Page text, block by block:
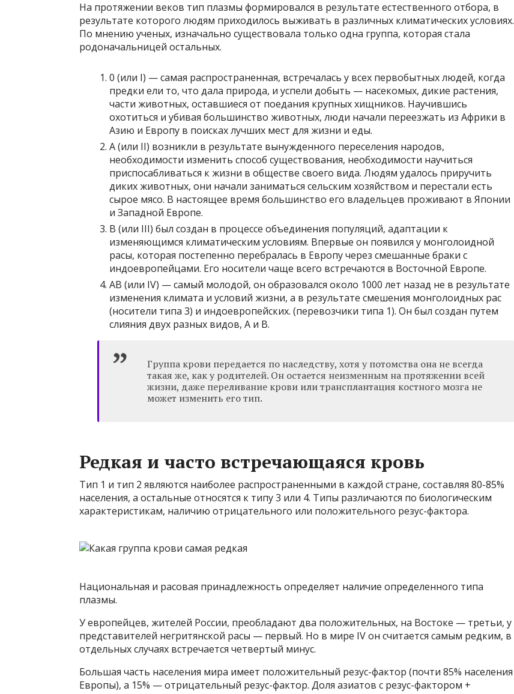
На протяжении веков тип плазмы формировался в результате естественного отбора, в
результате которого людям приходилось выживать в различных климатических условиях.
По мнению ученых, изначально существовала только одна группа, которая стала
родоначальницей остальных.
0 (или I) — самая распространенная, встречалась у всех первобытных людей, когда
предки ели то, что дала природа, и успели добыть — насекомых, дикие растения,
части животных, оставшиеся от поедания крупных хищников. Научившись
охотиться и убивая большинство животных, люди начали переезжать из Африки в
Азию и Европу в поисках лучших мест для жизни и еды.
А (или II) возникли в результате вынужденного переселения народов,
необходимости изменить способ существования, необходимости научиться
приспосабливаться к жизни в обществе своего вида. Людям удалось приручить
диких животных, они начали заниматься сельским хозяйством и перестали есть
сырое мясо. В настоящее время большинство его владельцев проживают в Японии
и Западной Европе.
B (или III) был создан в процессе объединения популяций, адаптации к
изменяющимся климатическим условиям. Впервые он появился у монголоидной
расы, которая постепенно перебралась в Европу через смешанные браки с
индоевропейцами. Его носители чаще всего встречаются в Восточной Европе.
AB (или IV) — самый молодой, он образовался около 1000 лет назад не в результате
изменения климата и условий жизни, а в результате смешения монголоидных рас
(носители типа 3) и индоевропейских. (перевозчики типа 1). Он был создан путем
слияния двух разных видов, A и B.
Группа крови передается по наследству, хотя у потомства она не всегда
такая же, как у родителей. Он остается неизменным на протяжении всей
жизни, даже переливание крови или трансплантация костного мозга не
может изменить его тип.
Редкая и часто встречающаяся кровь
Тип 1 и тип 2 являются наиболее распространенными в каждой стране, составляя 80-85%
населения, а остальные относятся к типу 3 или 4. Типы различаются по биологическим
характеристикам, наличию отрицательного или положительного резус-фактора.
Национальная и расовая принадлежность определяет наличие определенного типа
плазмы.
У европейцев, жителей России, преобладают два положительных, на Востоке — третьи, у
представителей негритянской расы — первый. Но в мире IV он считается самым редким, в
отдельных случаях встречается четвертый минус.
Большая часть населения мира имеет положительный резус-фактор (почти 85% населения
Европы), а 15% — отрицательный резус-фактор. Доля азиатов с резус-фактором +